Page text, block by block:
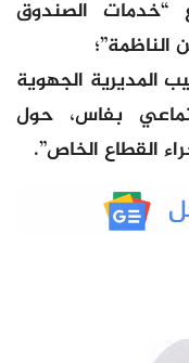
“خدمات الصندوق
الناظمة”؛
المديرية الجهوية
بفاس، حول
القطاع الخاص”.